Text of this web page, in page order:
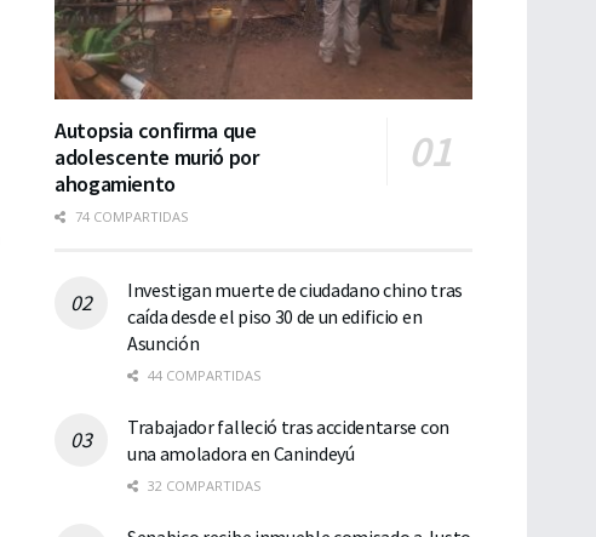
Autopsia confirma que
adolescente murió por
ahogamiento
74 COMPARTIDAS
Investigan muerte de ciudadano chino tras
caída desde el piso 30 de un edificio en
Asunción
44 COMPARTIDAS
Trabajador falleció tras accidentarse con
una amoladora en Canindeyú
32 COMPARTIDAS